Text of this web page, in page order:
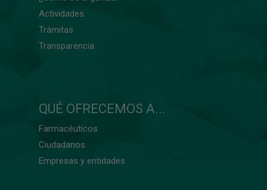
Actividades
Trámitas
Transparencia
QUÉ OFRECEMOS A...
Farmacéuticos
Ciudadanos
Empresas y entidades